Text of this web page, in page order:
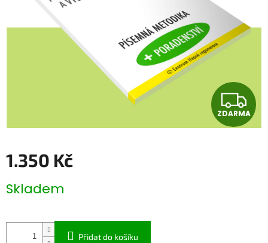
Z
D
ZDARMA
1.350 Kč
cena:
Skladem
Přidat do košíku